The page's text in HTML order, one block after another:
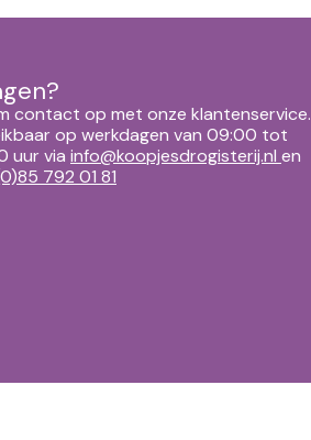
contact op met onze klantenservice.
op werkdagen van 09:00 tot
uur via info@koopjesdrogisterij.nl en
792 01 81